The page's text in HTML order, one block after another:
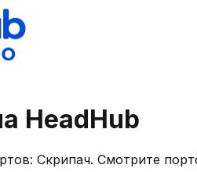
HeadHub
Скрипач. Смотрите